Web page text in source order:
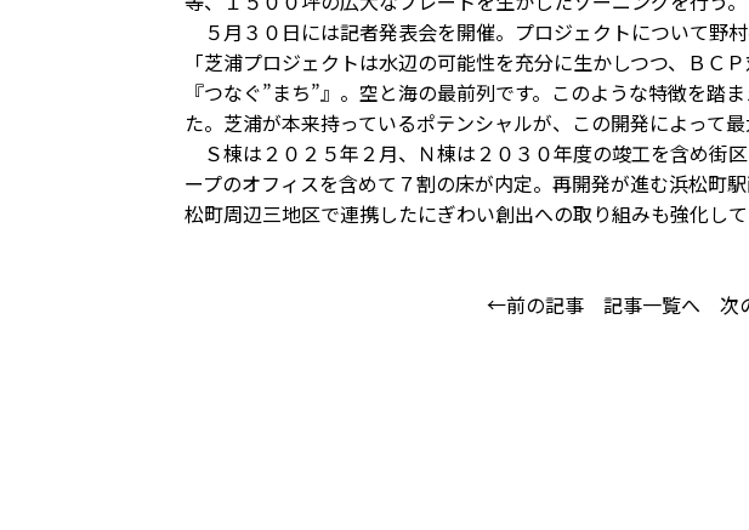
５月３０日には記者発表会を開催。プロジェクトについて野
「芝浦プロジェクトは水辺の可能性を充分に生かしつつ、ＢＣ
『つなぐ”まち”』。空と海の最前列です。このような特徴を踏
た。芝浦が本来持っているポテンシャルが、この開発によって
Ｓ棟は２０２５年２月、Ｎ棟は２０３０年度の竣工を含め街
ープのオフィスを含めて７割の床が内定。再開発が進む浜松町
松町周辺三地区で連携したにぎわい創出への取り組みも強化して
←前の記事 記事一覧へ 次